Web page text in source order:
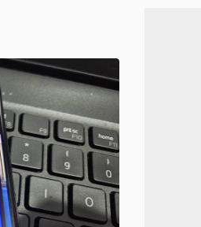
Termos de Uso e Política de Privacidade